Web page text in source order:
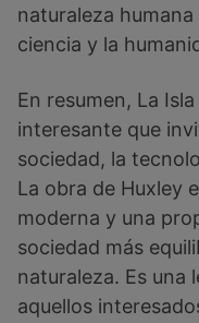
naturaleza
ciencia y la
En resumen, La
interesante que
sociedad, la
La obra de Huxley
moderna y una
sociedad más
naturaleza. Es una
aquellos